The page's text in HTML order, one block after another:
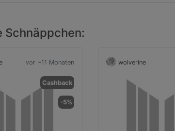
Schnäppchen:
vor ~11 Monaten
Cashback
-5%
wolverine